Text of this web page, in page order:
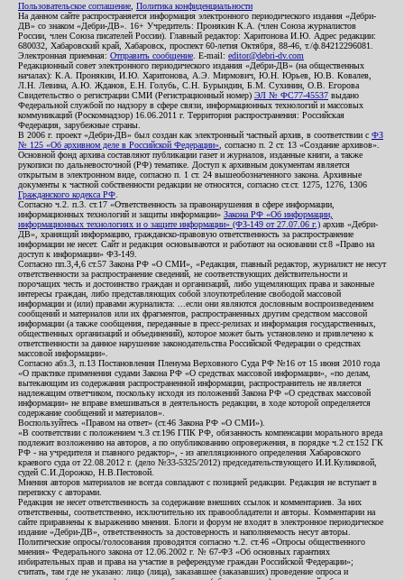
Пользовательское соглашение Политика конфиденциальности
На данном сайте распространяется информация электронного периодического издания «Дебри-
ДВ» со знаком «Дебри-ДВ». 16+ Учредитель: Пронякин К.А. (член Союза журналистов
России, член Союза писателей России). Главный редактор: Харитонова И.Ю. Адрес редакции:
680032, Хабаровский край, Хабаровск, проспект 60-летия Октября, 88-46, т./ф.84212296081.
Электронная приемная: Отправить сообщение . E-mail: editor@debri-dv.com
Редакционный совет электронного периодического издания «Дебри-ДВ» (на общественных
началах): К.А. Пронякин, И.Ю. Харитонова, А.Э. Мирмович, Ю.Н. Юрьев, Ю.В. Ковалев,
Л.Н. Левина, А.Ю. Жданов, Е.Н. Голубь, С.Н. Бурындин, Б.М. Сухинин, О.В. Егорова
Свидетельство о регистрации СМИ (Регистрационный номер) ЭЛ № ФС77-45537 выдано
Федеральной службой по надзору в сфере связи, информационных технологий и массовых
коммуникаций (Роскомнадзор) 16.06.2011 г. Территория распространения: Российская
Федерация, зарубежные страны.
В 2006 г. проект «Дебри-ДВ» был создан как электронный частный архив, в соответствии с ФЗ
№ 125 «Об архивном деле в Российской Федерации» , согласно п. 2 ст. 13 «Создание архивов».
Основной фонд архива составляют публикации газет и журналов, изданные книги, а также
рукописи по дальневосточной (РФ) тематике. Доступ к архивным документам является
открытым в электронном виде, согласно п. 1 ст. 24 вышеобозначенного закона. Архивные
документы к частной собственности редакции не относятся, согласно ст.ст. 1275, 1276, 1306
Гражданского кодекса РФ
Согласно ч.2. п.3. ст.17 «Ответственность за правонарушения в сфере информации,
информационных технологий и защиты информации» Закона РФ «Об информации,
информационных технологиях и о защите информации» (ФЗ-149 от 27.07.06 г.) архив «Дебри-
ДВ», хранящий информацию, гражданско-правовую ответственность за распространение
информации не несет. Сайт и редакция основываются и работают на основании ст.8 «Право на
доступ к информации» ФЗ-149.
Согласно пп.3,4,6 ст.57 Закона РФ «О СМИ», «Редакция, главный редактор, журналист не несут
ответственности за распространение сведений, не соответствующих действительности и
порочащих честь и достоинство граждан и организаций, либо ущемляющих права и законные
интересы граждан, либо представляющих собой злоупотребление свободой массовой
информации и (или) правами журналиста: ...если они являются дословным воспроизведением
сообщений и материалов или их фрагментов, распространенных другим средством массовой
информации (а также сообщения, переданные в пресс-релизах и информация государственных,
общественных организаций и объединений), которое может быть установлено и привлечено к
ответственности за данное нарушение законодательства Российской Федерации о средствах
массовой информации».
Согласно абз.3, п.13 Постановления Пленума Верховного Суда РФ №16 от 15 июня 2010 года
«О практике применения судами Закона РФ «О средствах массовой информации», «по делам,
вытекающим из содержания распространенной информации, распространитель не является
надлежащим ответчиком, поскольку исходя из положений Закона РФ «О средствах массовой
информации» не вправе вмешиваться в деятельность редакции, в ходе которой определяется
содержание сообщений и материалов».
Воспользуйтесь «Правом на ответ» (ст.46 Закона РФ «О СМИ»).
«В соответствии с положением ч.3 ст.196 ГПК РФ, обязанность компенсации морального вреда
подлежит возложению на авторов, а по опубликованию опровержения, в порядке ч.2 ст.152 ГК
РФ - на учредителя и главного редактор», - из апелляционного определения Хабаровского
краевого суда от 22.08.2012 г. (дело №33-5325/2012) председательствующего И.И.Куликовой,
судей С.И.Дорожко, Н.В.Пестовой.
Мнения авторов материалов не всегда совпадают с позицией редакции. Редакция не вступает в
переписку с авторами.
Редакция не несет ответственность за содержание внешних ссылок и комментариев. За них
ответственны, соответственно, исключительно их правообладатели и авторы. Комментарии на
сайте приравнены к выражению мнения. Блоги и форум не входят в электронное периодическое
издание «Дебри-ДВ», ответственность за достоверность и наполняемость несут авторы.
Политические опросы/голосования проводятся согласно ч.2. ст.46 «Опросы общественного
мнения» Федерального закона от 12.06.2002 г. № 67-ФЗ «Об основных гарантиях
избирательных прав и права на участие в референдуме граждан Российской Федерации»;
считать, там где не указано: лицо (лица), заказавшее (заказавших) проведение опроса и